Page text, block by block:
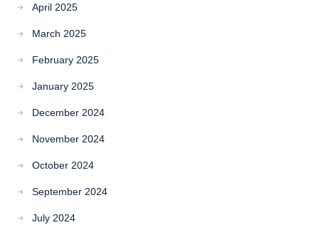
April 2025
March 2025
February 2025
January 2025
December 2024
November 2024
October 2024
September 2024
July 2024